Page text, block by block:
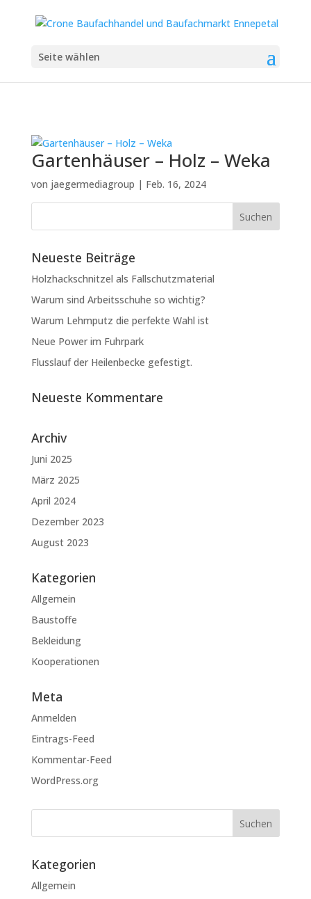
Seite wählen
Gartenhäuser – Holz – Weka
von jaegermediagroup | Feb. 16, 2024
Neueste Beiträge
Holzhackschnitzel als Fallschutzmaterial
Warum sind Arbeitsschuhe so wichtig?
Warum Lehmputz die perfekte Wahl ist
Neue Power im Fuhrpark
Flusslauf der Heilenbecke gefestigt.
Neueste Kommentare
Archiv
Juni 2025
März 2025
April 2024
Dezember 2023
August 2023
Kategorien
Allgemein
Baustoffe
Bekleidung
Kooperationen
Meta
Anmelden
Eintrags-Feed
Kommentar-Feed
WordPress.org
Kategorien
Allgemein